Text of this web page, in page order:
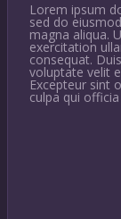
Lorem ipsum
sed do
magna aliqua.
exercitation
consequat.
voluptate velit
Excepteur sint
culpa qui